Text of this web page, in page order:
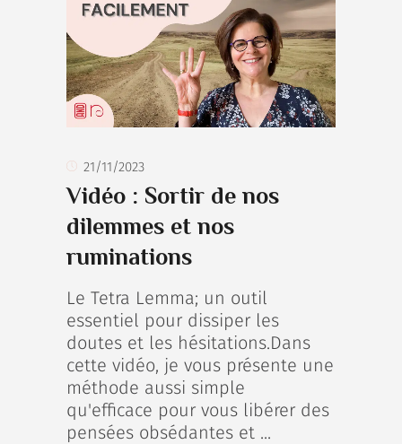
21/11/2023
Vidéo : Sortir de nos
dilemmes et nos
ruminations
Le Tetra Lemma; un outil
essentiel pour dissiper les
doutes et les hésitations.Dans
cette vidéo, je vous présente une
méthode aussi simple
qu'efficace pour vous libérer des
pensées obsédantes et